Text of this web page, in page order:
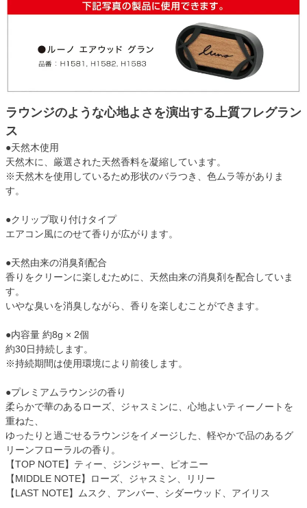
ラウンジのような心地よさを演出する上質フレグラン
ス
●天然木使用
天然木に、厳選された天然香料を凝縮しています。
※天然木を使用しているため形状のバラつき、色ムラ等がありま
す。
●クリップ取り付けタイプ
エアコン風にのせて香りが広がります。
●天然由来の消臭剤配合
香りをクリーンに楽しむために、天然由来の消臭剤を配合していま
す。
いやな臭いを消臭しながら、香りを楽しむことができます。
●内容量 約8g × 2個
約30日持続します。
※持続期間は使用環境により前後します。
●プレミアムラウンジの香り
柔らかで華のあるローズ、ジャスミンに、心地よいティーノートを
重ねた、
ゆったりと過ごせるラウンジをイメージした、軽やかで品のあるグ
リーンフローラルの香り。
【TOP NOTE】ティー、ジンジャー、ピオニー
【MIDDLE NOTE】ローズ、ジャスミン、リリー
【LAST NOTE】ムスク、アンバー、シダーウッド、アイリス